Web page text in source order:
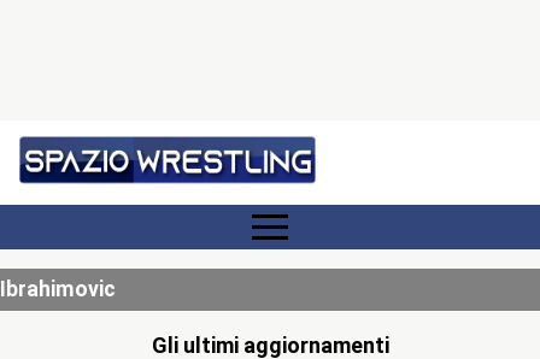
Ibrahimovic
Gli ultimi aggiornamenti